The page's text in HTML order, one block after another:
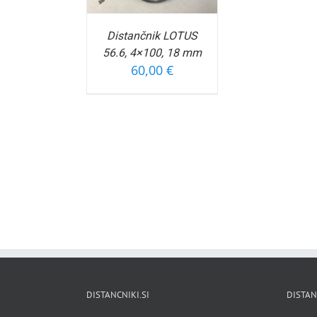
Distančnik LOTUS
56.6, 4×100, 18 mm
60,00 €
DISTANCNIKI.SI